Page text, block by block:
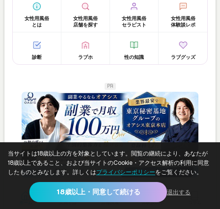
女性用風俗
とは
女性用風俗
店舗を探す
女性用風俗
セラピスト
女性用風俗
体験談レポ
診断 ラブホ 性の知識 ラブグッズ
PR
shizuku ラブホテル>東京都 >Hotel OAK
女風とは 店舗検索 体験談レポ
当サイトは18歳以上の方を対象としています。閲覧の継続により、あなたが
18歳以上であること、および当サイトのCookie・アクセス解析の利用に同意
したものとみなします。詳しくはプライバシーポリシーをご覧ください。
18歳以上・同意して続ける 退出する